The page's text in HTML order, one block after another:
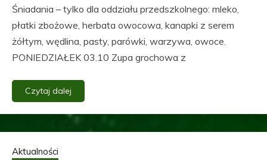
Śniadania – tylko dla oddziału przedszkolnego: mleko,
płatki zbożowe, herbata owocowa, kanapki z serem
żółtym, wędlina, pasty, parówki, warzywa, owoce.
PONIEDZIAŁEK 03.10 Zupa grochowa z
Czytaj dalej
Aktualności